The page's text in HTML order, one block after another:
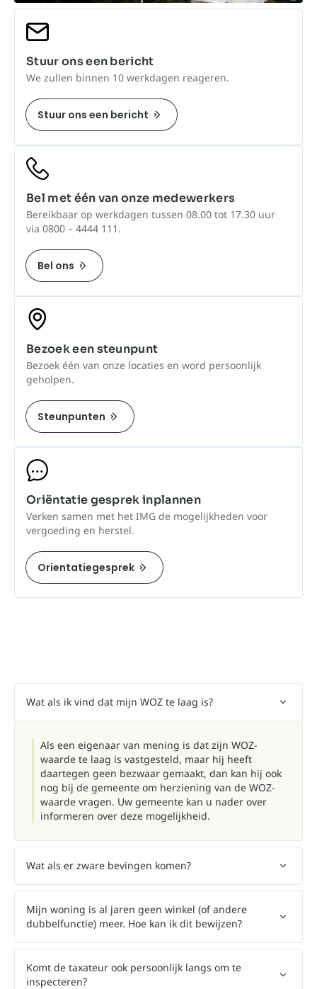
Stuur ons een bericht
We zullen binnen 10 werkdagen reageren.
Stuur ons een bericht
Bel met één van onze medewerkers
Bereikbaar op werkdagen tussen 08.00 tot 17.30 uur
via 0800 – 4444 111.
Bel ons
Bezoek een steunpunt
Bezoek één van onze locaties en word persoonlijk
geholpen.
Steunpunten
Oriëntatie gesprek inplannen
Verken samen met het IMG de mogelijkheden voor
vergoeding en herstel.
Orientatiegesprek
Wat als ik vind dat mijn WOZ te laag is?
Als een eigenaar van mening is dat zijn WOZ-
waarde te laag is vastgesteld, maar hij heeft
daartegen geen bezwaar gemaakt, dan kan hij ook
nog bij de gemeente om herziening van de WOZ-
waarde vragen. Uw gemeente kan u nader over
informeren over deze mogelijkheid.
Wat als er zware bevingen komen?
Mijn woning is al jaren geen winkel (of andere
dubbelfunctie) meer. Hoe kan ik dit bewijzen?
Komt de taxateur ook persoonlijk langs om te
inspecteren?